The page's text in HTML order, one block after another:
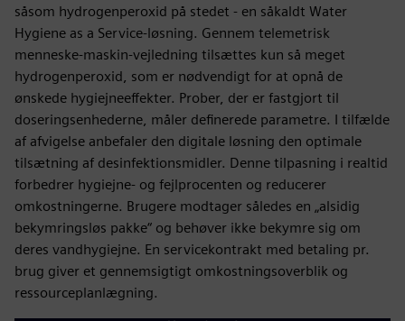
såsom hydrogenperoxid på stedet - en såkaldt Water
Hygiene as a Service-løsning. Gennem telemetrisk
menneske-maskin-vejledning tilsættes kun så meget
hydrogenperoxid, som er nødvendigt for at opnå de
ønskede hygiejneeffekter. Prober, der er fastgjort til
doseringsenhederne, måler definerede parametre. I tilfælde
af afvigelse anbefaler den digitale løsning den optimale
tilsætning af desinfektionsmidler. Denne tilpasning i realtid
forbedrer hygiejne- og fejlprocenten og reducerer
omkostningerne. Brugere modtager således en „alsidig
bekymringsløs pakke“ og behøver ikke bekymre sig om
deres vandhygiejne. En servicekontrakt med betaling pr.
brug giver et gennemsigtigt omkostningsoverblik og
ressourceplanlægning.